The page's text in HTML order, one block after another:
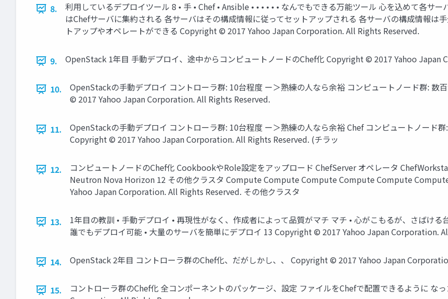
8.
利用しているデプロイツール 8 • 手 • Chef • Ansible • • • • • • なんでもできる万能ツール 心を込めて各サ
はChefサーバに集約される 各サーバはその構成情報に従ってセットアップされる 各サーバの構成情報は
トアップやオペレートができる Copyright © 2017 Yahoo Japan Corporation. All Rights Reserved.
9. OpenStack 1年目 手動デプロイ、途中からコンピュートノードのChef化 Copyright © 2017 Yahoo Japan
10.
OpenStackの手動デプロイ コントローラ群: 10台程度 ー＞熟練の人なら余裕 コンピュートノード群: 数
© 2017 Yahoo Japan Corporation. All Rights Reserved.
11.
OpenStackの手動デプロイ コントローラ群: 10台程度 ー＞熟練の人なら余裕 Chef コンピュートノード
Copyright © 2017 Yahoo Japan Corporation. All Rights Reserved. (チラッ
12.
コンピュートノードのChef化 CookbookやRole設定をアップロード ChefServer オペレータ
Neutron Nova Horizon 12 その他クラスタ Compute Compute Compute Compute Compute
Yahoo Japan Corporation. All Rights Reserved. その他クラスタ
13.
1年目の教訓 • 手動デプロイ • 再現性がなく、作成者によって品質がマチ マチ • 心がこもるが、さばける
誰でもデプロイ可能 • 大量のサーバを簡単にデプロイ 13 Copyright © 2017 Yahoo Japan Corporation.
14. OpenStack 2年目 コントローラ群のChef化、だがしかし、、 Copyright © 2017 Yahoo Japan
15.
コントローラ群のChef化 全コンポーネントのパッケージ、設定 ファイルをChefで配置できるように な